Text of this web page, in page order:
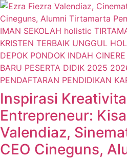
Inspirasi
Entrepreneur:
Valendiaz,
CEO Cineguns,